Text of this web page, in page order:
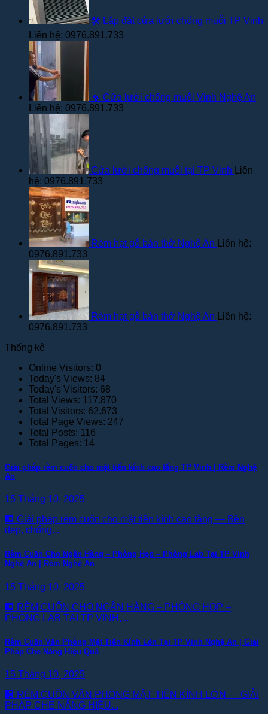
🛠️ Lắp đặt cửa lưới chống muỗi TP Vinh
Liên hệ: 0976.891.733
🦟 Cửa lưới chống muỗi Vinh Nghệ An
Liên hệ: 0976.891.733
Cửa lưới chống muỗi tại TP Vinh
Liên
hệ: 0976.891.733
Rèm hạt gỗ bàn thờ Nghệ An
Liên hệ:
0976.891.733
Rèm hạt gỗ bàn thờ Nghệ An
Liên hệ:
0976.891.733
Thống kê
Online Visitors: 0
Today's Views: 84
Today's Visitors: 68
Total Views: 117.870
Total Visitors: 62.673
Total Page Views: 247
Total Posts: 116
Total Pages: 14
Giải pháp rèm cuốn cho mặt tiền kính cao tầng TP Vinh | Rèm Nghệ
An
15 Tháng 10, 2025
🏢 Giải pháp rèm cuốn cho mặt tiền kính cao tầng — Bền
đẹp, chống...
Rèm Cuốn Cho Ngân Hàng – Phòng Họp – Phòng Lab Tại TP Vinh
Nghệ An | Rèm Nghệ An
15 Tháng 10, 2025
🏢 RÈM CUỐN CHO NGÂN HÀNG – PHÒNG HỌP –
PHÒNG LAB TẠI TP VINH,...
Rèm Cuốn Văn Phòng Mặt Tiền Kính Lớn Tại TP Vinh Nghệ An | Giải
Pháp Che Nắng Hiệu Quả
15 Tháng 10, 2025
🏢 RÈM CUỐN VĂN PHÒNG MẶT TIỀN KÍNH LỚN — GIẢI
PHÁP CHE NẮNG HIỆU...